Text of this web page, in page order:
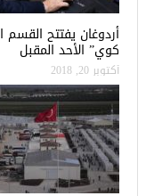
أردوغان يفتتح
كوي” الأحد المقبل
أكتوبر 20, 2018